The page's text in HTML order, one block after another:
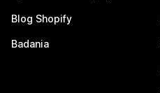
Blog Shopify
Badania